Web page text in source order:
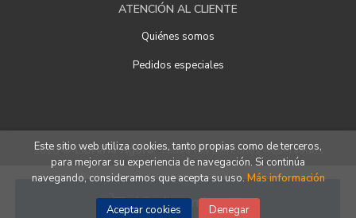
Añadir a mi cesta
ATENCIÓN AL CLIENTE
Quiénes somos
Pedidos especiales
2026 ©Librería Ágora. Todos los Derechos Reservados
Este sitio web utiliza cookies, tanto propias como de terceros,
para mejorar su experiencia de navegación. Si continúa
navegando, consideramos que acepta su uso. Más información
Aceptar cookies Denegar